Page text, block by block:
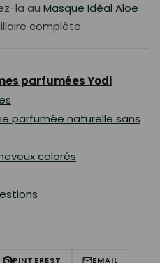
la au Masque Idéal Aloe
complète.
parfumées Yodi
parfumée naturelle sans
colorés
PINTEREST EMAIL